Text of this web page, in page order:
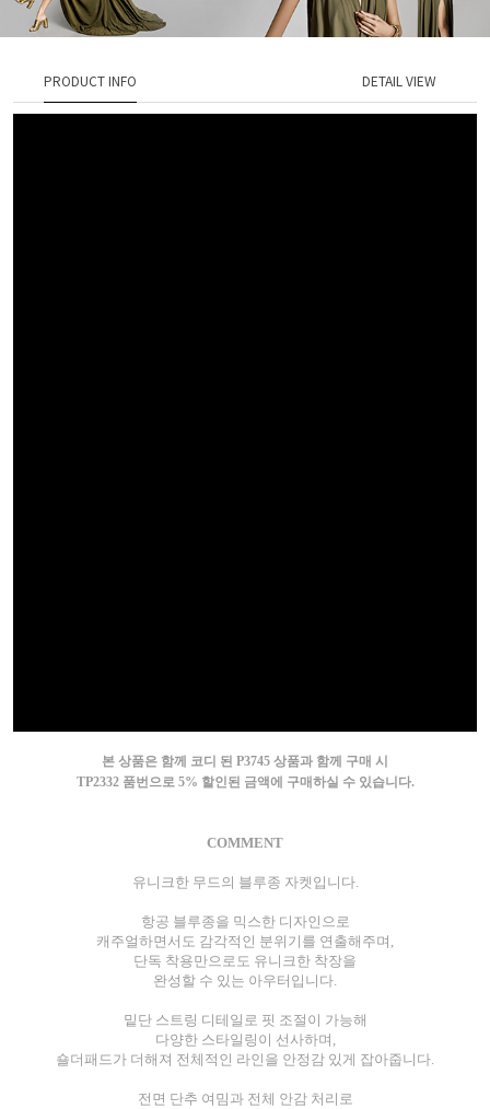
PRODUCT INFO DETAIL VIEW
본 상품은 함께 코디 된 P3745 상품과 함께 구매 시
TP2332 품번으로 5% 할인된 금액에 구매하실 수 있습니다.
COMMENT
유니크한 무드의 블루종 자켓입니다.
항공 블루종을 믹스한 디자인으로
캐주얼하면서도 감각적인 분위기를 연출해주며,
단독 착용만으로도 유니크한 착장을
완성할 수 있는 아우터입니다.
밑단 스트링 디테일로 핏 조절이 가능해
다양한 스타일링이 선사하며,
숄더패드가 더해져 전체적인 라인을 안정감 있게 잡아줍니다.
전면 단추 여밈과 전체 안감 처리로